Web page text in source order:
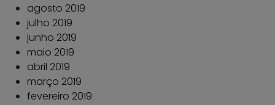
agosto 2019
julho 2019
junho 2019
maio 2019
abril 2019
março 2019
fevereiro 2019